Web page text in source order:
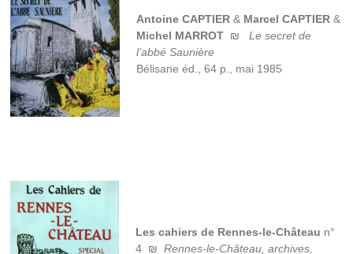
Antoine CAPTIER & Marcel CAPTIER &
Michel MARROT ₪Le secret de
l’abbé Saunière
Bélisane éd., 64 p., mai 1985
Les cahiers de Rennes-le-Château n°
4 ₪Rennes-le-Château, archives,